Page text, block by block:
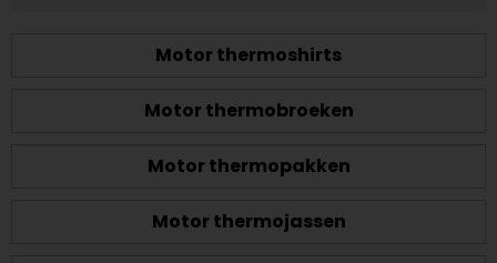
Motor thermoshirts
Motor thermobroeken
Motor thermopakken
Motor thermojassen